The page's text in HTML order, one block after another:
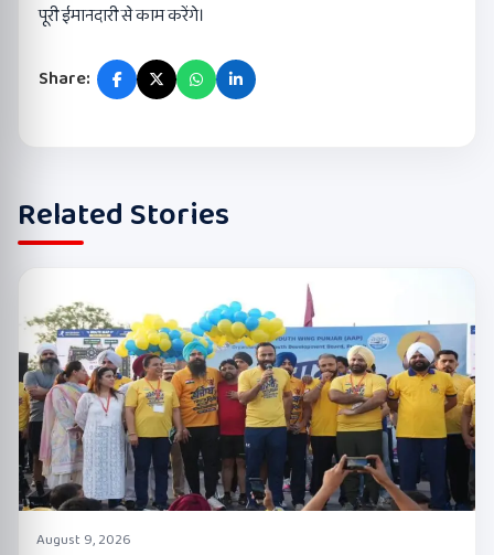
पूरी ईमानदारी से काम करेंगे।
Share:
Related Stories
August 9, 2026